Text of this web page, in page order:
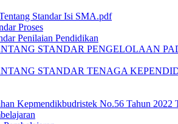
Standar Isi SMA.pdf
Proses
Penilaian Pendidikan
STANDAR PENGELOLAAN
STANDAR TENAGA
Kepmendikbudristek No.56 Tahun 2022